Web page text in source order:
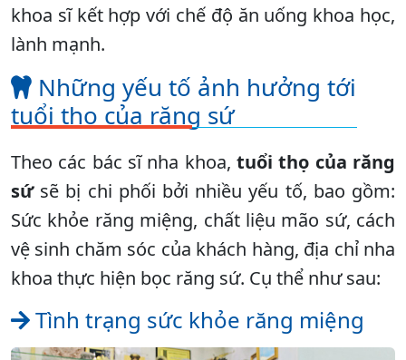
khoa sĩ kết hợp với chế độ ăn uống khoa học,
lành mạnh.
Những yếu tố ảnh hưởng tới
tuổi thọ của răng sứ
Theo các bác sĩ nha khoa, tuổi thọ của răng
sứsẽ bị chi phối bởi nhiều yếu tố, bao gồm:
Sức khỏe răng miệng, chất liệu mão sứ, cách
vệ sinh chăm sóc của khách hàng, địa chỉ nha
khoa thực hiện bọc răng sứ. Cụ thể như sau:
Tình trạng sức khỏe răng miệng